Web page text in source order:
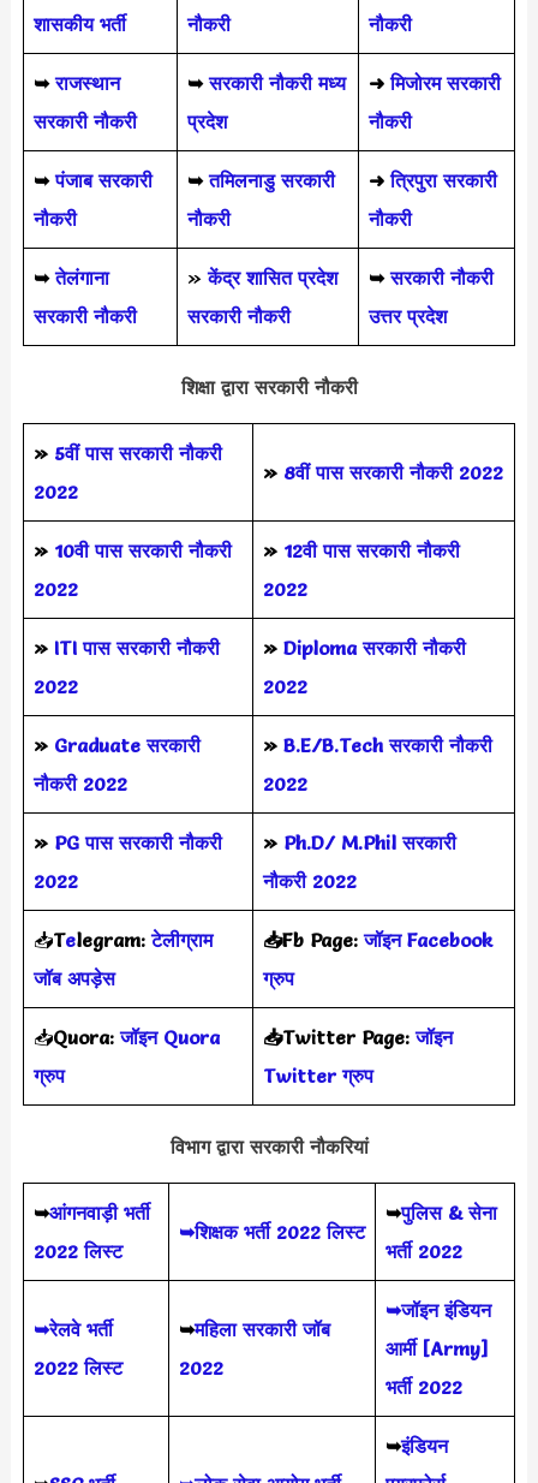
शासकीय भर्ती नौकरी नौकरी
➥ राजस्थान
सरकारी नौकरी
➥सरकारी नौकरी मध्य
प्रदेश
➜मिजोरम सरकारी
नौकरी
➥ पंजाब सरकारी
नौकरी
➥ तमिलनाडु सरकारी
नौकरी
➜ त्रिपुरा सरकारी
नौकरी
➥तेलंगाना
सरकारी नौकरी
»केंद्र शासित प्रदेश
सरकारी नौकरी
➥ सरकारी नौकरी
उत्तर प्रदेश
शिक्षा द्वारा सरकारी नौकरी
» 5वीं पास सरकारी नौकरी
2022
» 8वीं पास सरकारी नौकरी 2022
» 10वी पास सरकारी नौकरी
2022
» 12वी पास सरकारी नौकरी
2022
» ITI पास सरकारी नौकरी
2022
» Diploma सरकारी नौकरी
2022
» Graduate सरकारी
नौकरी 2022
» B.E/B.Tech सरकारी नौकरी
2022
» PG पास सरकारी नौकरी
2022
» Ph.D/ M.Phil सरकारी
नौकरी 2022
📥Telegram: टेलीग्राम
जॉब अपड़ेस
📥Fb Page:जॉइन Facebook
ग्रुप
📥Quora:जॉइन Quora
ग्रुप
📥Twitter Page:जॉइन
Twitter ग्रुप
विभाग द्वारा सरकारी नौकरियां
➥आंगनवाड़ी भर्ती
2022 लिस्ट
➥शिक्षक भर्ती 2022 लिस्ट
➥पुलिस & सेना
भर्ती 2022
➥रेलवे भर्ती
2022 लिस्ट
➥महिला सरकारी जॉब
2022
➥जॉइन इंडियन
आर्मी [Army]
भर्ती 2022
➥इंडियन